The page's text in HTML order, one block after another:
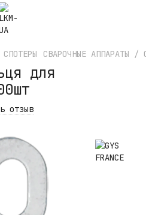
СВАРОЧНЫЕ АППАРАТЫ /
для
отзыв